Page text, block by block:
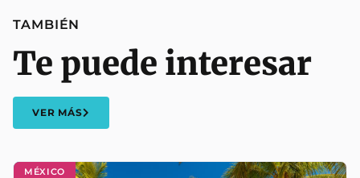
MÉXICO
TAMBIÉN
Te puede interesar
VER MÁS